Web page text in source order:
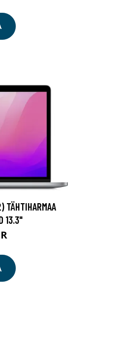
TÄHTIHARMAA
13.3"